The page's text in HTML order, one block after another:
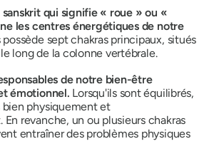
qui signifie « roue » ou «
les centres énergétiques de notre
sept chakras principaux, situés
long de la colonne vertébrale.
de notre bien-être
émotionnel. Lorsqu'ils sont équilibrés,
bien physiquement et
revanche, un ou plusieurs chakras
entraîner des problèmes physiques